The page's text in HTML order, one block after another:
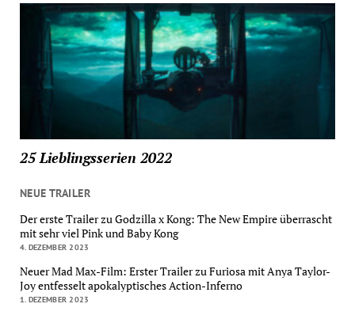
25 Lieblingsserien 2022
NEUE TRAILER
Der erste Trailer zu Godzilla x Kong: The New Empire überrascht
mit sehr viel Pink und Baby Kong
4. DEZEMBER 2023
Neuer Mad Max-Film: Erster Trailer zu Furiosa mit Anya Taylor-
Joy entfesselt apokalyptisches Action-Inferno
1. DEZEMBER 2023